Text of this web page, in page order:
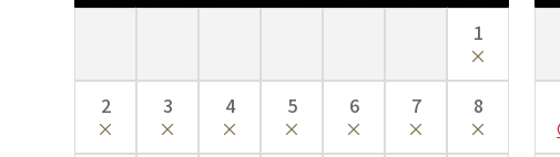
1
2 3 4 5 6 7 8